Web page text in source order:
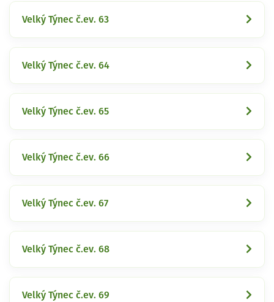
Velký Týnec č.ev. 63
Velký Týnec č.ev. 64
Velký Týnec č.ev. 65
Velký Týnec č.ev. 66
Velký Týnec č.ev. 67
Velký Týnec č.ev. 68
Velký Týnec č.ev. 69